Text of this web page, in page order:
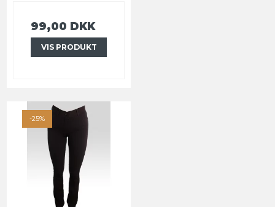
99,00 DKK
VIS PRODUKT
-25%